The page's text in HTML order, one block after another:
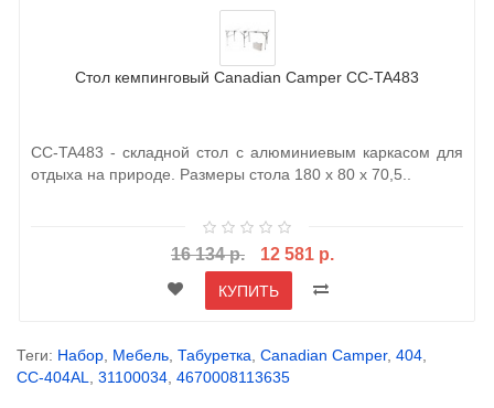
Стол кемпинговый Canadian Camper CC-TA483
CC-TA483 - складной стол с алюминиевым каркасом для
отдыха на природе. Размеры стола 180 х 80 х 70,5..
16 134 р. 12 581 р.
КУПИТЬ
Теги: Набор, Мебель, Табуретка, Canadian Camper, 404,
СС-404AL, 31100034, 4670008113635